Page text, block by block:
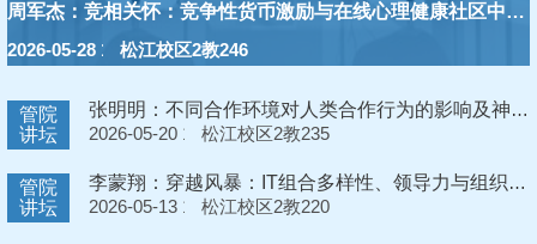
周军杰：竞相关怀：竞争性货币激励与在线心理健康社区中的
2026-05-28 10:00:00松江校区2教246
管院
讲坛
张明明：不同合作环境对人类合作行为的影响及神经机制——基于人际互动与人机互动的研究
2026-05-20 15:00:00松江校区2教235
管院
讲坛
李蒙翔：穿越风暴：IT组合多样性、领导力与组织韧性研究报告
2026-05-13 10:00:00松江校区2教220